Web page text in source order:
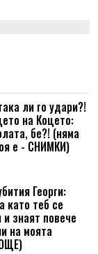
ли го удари?!
на Коцето:
бе?! (няма
е - СНИМКИ)
Георги:
като теб се
знаят повече
на моята